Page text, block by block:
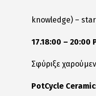
knowledge) –
17.18:00 – 20:00
Σφύριξε
PotCycle